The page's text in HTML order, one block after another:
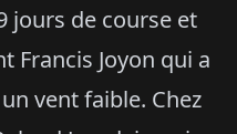
jours de course et
Francis Joyon qui a
vent faible. Chez